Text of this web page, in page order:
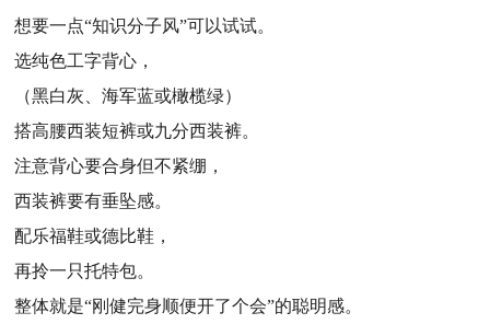
想要一点“知识分子风”可以试试。
选纯色工字背心，
（黑白灰、海军蓝或橄榄绿）
搭高腰西装短裤或九分西装裤。
注意背心要合身但不紧绷，
西装裤要有垂坠感。
配乐福鞋或德比鞋，
再拎一只托特包。
整体就是“刚健完身顺便开了个会”的聪明感。